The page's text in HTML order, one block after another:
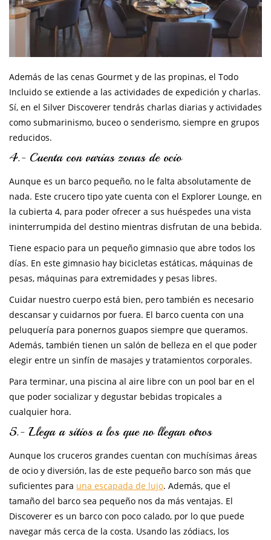
Además de las cenas Gourmet y de las propinas, el Todo
Incluido se extiende a las actividades de expedición y charlas.
Sí, en el Silver Discoverer tendrás charlas diarias y actividades
como submarinismo, buceo o senderismo, siempre en grupos
reducidos.
4.- Cuenta con varias zonas de ocio
Aunque es un barco pequeño, no le falta absolutamente de
nada. Este crucero tipo yate cuenta con el Explorer Lounge, en
la cubierta 4, para poder ofrecer a sus huéspedes una vista
ininterrumpida del destino mientras disfrutan de una bebida.
Tiene espacio para un pequeño gimnasio que abre todos los
días. En este gimnasio hay bicicletas estáticas, máquinas de
pesas, máquinas para extremidades y pesas libres.
Cuidar nuestro cuerpo está bien, pero también es necesario
descansar y cuidarnos por fuera. El barco cuenta con una
peluquería para ponernos guapos siempre que queramos.
Además, también tienen un salón de belleza en el que poder
elegir entre un sinfín de masajes y tratamientos corporales.
Para terminar, una piscina al aire libre con un pool bar en el
que poder socializar y degustar bebidas tropicales a
cualquier hora.
5.- Llega a sitios a los que no llegan otros
Aunque los cruceros grandes cuentan con muchísimas áreas
de ocio y diversión, las de este pequeño barco son más que
suficientes para una escapada de lujo. Además, que el
tamaño del barco sea pequeño nos da más ventajas. El
Discoverer es un barco con poco calado, por lo que puede
navegar más cerca de la costa. Usando las zódiacs, los